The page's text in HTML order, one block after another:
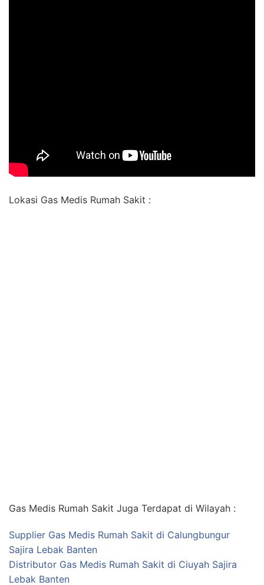
Lokasi Gas Medis Rumah Sakit :
Gas Medis Rumah Sakit Juga Terdapat di Wilayah :
Supplier Gas Medis Rumah Sakit di Calungbungur
Sajira Lebak Banten
Distributor Gas Medis Rumah Sakit di Ciuyah Sajira
Lebak Banten